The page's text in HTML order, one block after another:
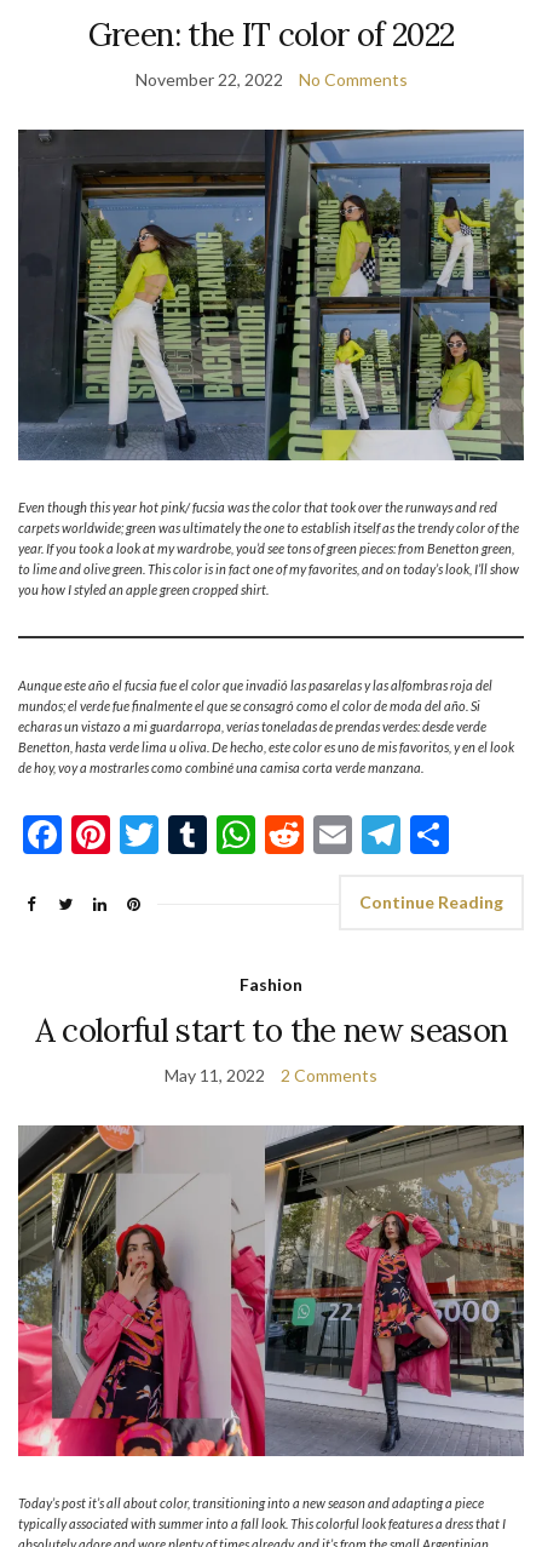
Green: the IT color of 2022
November 22, 2022 No Comments
Even though this year hot pink/ fucsia was the color that took over the runways and red
carpets worldwide; green was ultimately the one to establish itself as the trendy color of the
year. If you took a look at my wardrobe, you’d see tons of green pieces: from Benetton green,
to lime and olive green. This color is in fact one of my favorites, and on today’s look, I’ll show
you how I styled an apple green cropped shirt.
Aunque este año el fucsia fue el color que invadió las pasarelas y las alfombras roja del
mundos; el verde fue finalmente el que se consagró como el color de moda del año. Si
echaras un vistazo a mi guardarropa, verías toneladas de prendas verdes: desde verde
Benetton, hasta verde lima u oliva. De hecho, este color es uno de mis favoritos, y en el look
de hoy, voy a mostrarles como combiné una camisa corta verde manzana.
Facebook
Pinterest
Twitter
Tumblr
WhatsApp
Reddit
Email
Continue Reading
Fashion
A colorful start to the new season
May 11, 2022 2 Comments
Today’s post it’s all about color, transitioning into a new season and adapting a piece
typically associated with summer into a fall look. This colorful look features a dress that I